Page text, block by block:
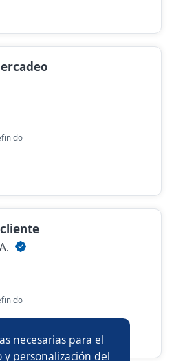
necesarias para el
personalización del